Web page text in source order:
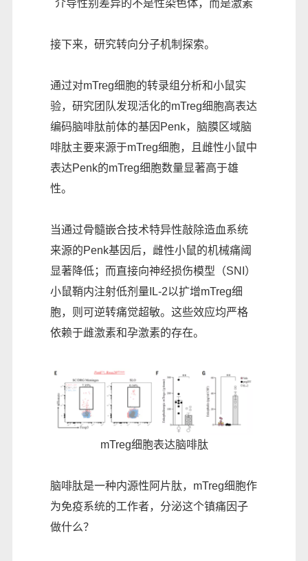
介导性别差异的不是性染色体，而是激素
接下来，研究转向分子机制探索。
通过对mTreg细胞的转录组分析和小鼠实
验，研究团队发现活化的mTreg细胞高表达
编码脑啡肽前体的基因Penk，脑膜区域脑
啡肽主要来源于mTreg细胞，且雌性小鼠中
表达Penk的mTreg细胞数量显著高于雄
性。
当通过骨髓嵌合技术特异性敲除造血系统
来源的Penk基因后，雌性小鼠的机械痛阈
显著降低；而直接向神经损伤模型（SNI）
小鼠鞘内注射低剂量IL-2以扩增mTreg细
胞，则可逆转痛觉超敏。这些效应均严格
依赖于雌激素和孕激素的存在。
mTreg细胞表达脑啡肽
脑啡肽是一种内源性阿片肽，mTreg细胞作
为免疫系统的工作者，分泌这个镇痛因子
做什么？